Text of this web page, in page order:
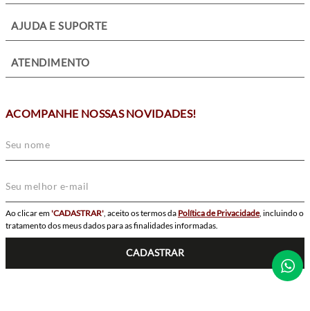
AJUDA E SUPORTE
ATENDIMENTO
ACOMPANHE NOSSAS NOVIDADES!
Ao clicar em'CADASTRAR', aceito os termos da Política de Privacidade, incluindo o
tratamento dos meus dados para as finalidades informadas.
CADASTRAR